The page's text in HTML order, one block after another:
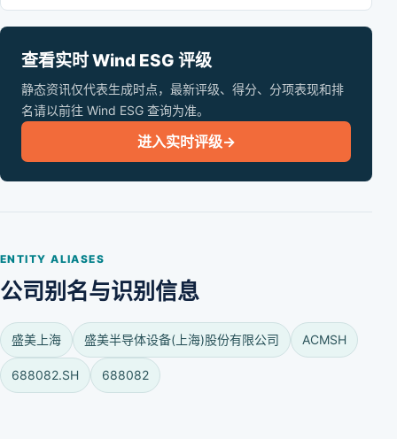
查看实时 Wind ESG 评级
静态资讯仅代表生成时点，最新评级、得分、分项表现和排
名请以前往 Wind ESG 查询为准。
进入实时评级→
ENTITY ALIASES
公司别名与识别信息
盛美上海 盛美半导体设备(上海)股份有限公司 ACMSH
688082.SH 688082